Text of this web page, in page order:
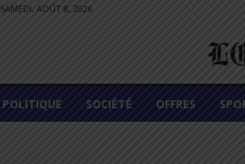
SAMEDI, AOÛT 8, 2026
POLITIQUE SOCIÉTÉ OFFRES